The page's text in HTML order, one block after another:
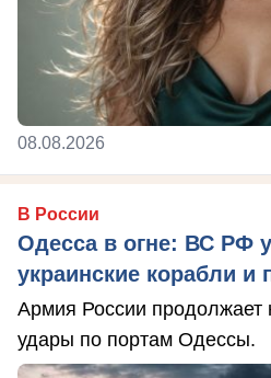
08.08.2026
В России
Одесса в огне: ВС РФ
украинские корабли и
Армия России продолжает
удары по портам Одессы.